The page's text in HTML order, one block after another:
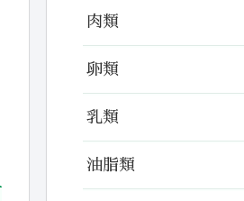
肉類
卵類
乳類
油脂類